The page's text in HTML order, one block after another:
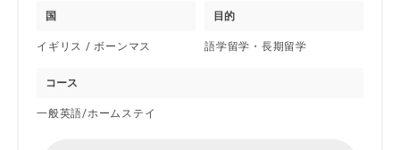
国
イギリス / ボーンマス
目的
語学留学・長期留学
コース
一般英語/ホームステイ